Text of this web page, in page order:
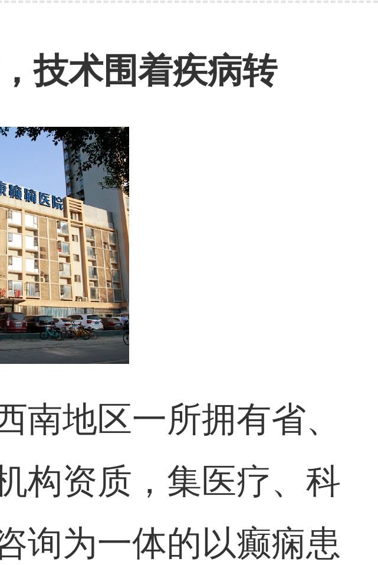
技术围着疾病转
南地区一所拥有省、
构资质，集医疗、科
询为一体的以癫痫患